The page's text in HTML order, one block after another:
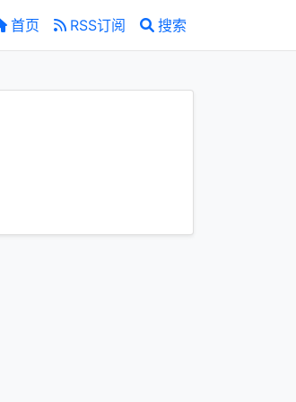
首页 RSS订阅 搜索